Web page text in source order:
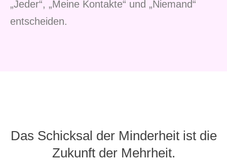
„Jeder“, „Meine Kontakte“ und „Niemand“
entscheiden.
Das Schicksal der Minderheit ist die
Zukunft der Mehrheit.